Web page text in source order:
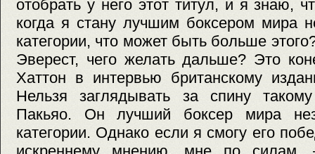
отобрать у него этот титул, и я знаю,
когда я стану лучшим боксером мира
категории, что может быть больше
Эверест, чего желать дальше? Это
Хаттон в интервью британскому
Нельзя заглядывать за спину
Пакьяо. Он лучший боксер мира
категории. Однако если я смогу его